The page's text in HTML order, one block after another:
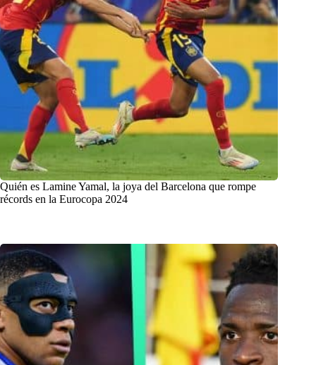
Quién es Lamine Yamal, la joya del Barcelona que rompe
récords en la Eurocopa 2024